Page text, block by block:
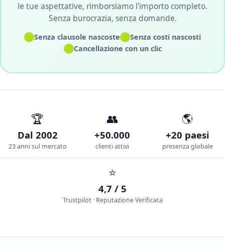
le tue aspettative, rimborsiamo l'importo completo.
Senza burocrazia, senza domande.
✓Senza clausole nascoste ✓Senza costi nascosti
✓Cancellazione con un clic
🏆
Dal 2002
23 anni sul mercato
👥
+50.000
clienti attivi
🌎
+20 paesi
presenza globale
⭐
4,7 / 5
Trustpilot · Reputazione Verificata